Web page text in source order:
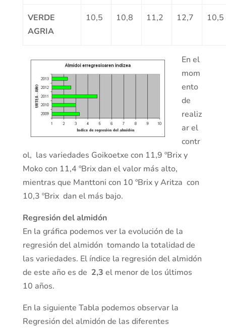
VERDE
AGRIA
10,5 10,8 11,2 12,7 10,5
En el
mom
ento
de
realiz
ar el
contr
ol, las variedades Goikoetxe con 11,9 ºBrix y
Moko con 11,4 ºBrix dan el valor más alto,
mientras que Manttoni con 10 ºBrix y Aritza con
10,3 ºBrix dan el más bajo.
Regresión del almidón
En la gráfica podemos ver la evolución de la
regresión del almidón tomando la totalidad de
las variedades. El índice la regresión del almidón
de este año es de 2,3 el menor de los últimos
10 años.
En la siguiente Tabla podemos observar la
Regresión del almidón de las diferentes